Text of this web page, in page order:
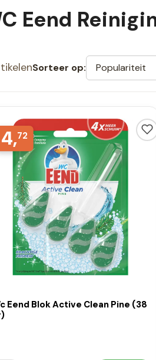
Eend
Sorteer op: Populariteit
4,72
Eend Blok Active Clean Pine (38